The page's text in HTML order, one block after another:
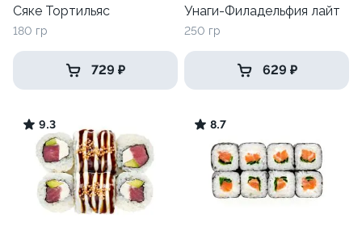
Сяке Тортильяс
180 гр
729 ₽
Унаги-Филадельфия лайт
250 гр
629 ₽
9.3 8.7